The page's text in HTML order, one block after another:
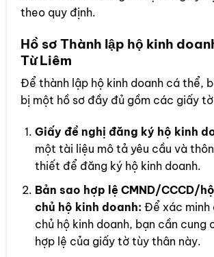
theo quy định.
Hồ sơ Thành lập hộ kinh
Từ Liêm
Để thành lập hộ kinh doanh cá thể,
bị một hồ sơ đầy đủ gồm các giấy
Giấy đề nghị đăng ký hộ kinh
một tài liệu mô tả yêu cầu và
thiết để đăng ký hộ kinh doanh.
Bản sao hợp lệ CMND/CCCD/
chủ hộ kinh doanh: Để xác minh
chủ hộ kinh doanh, bạn cần cung
hợp lệ của giấy tờ tùy thân này.